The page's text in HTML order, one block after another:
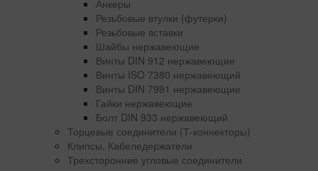
Анкеры
Резьбовые втулки (футерки)
Резьбовые вставки
Шайбы нержавеющие
Винты DIN 912 нержавеющие
Винты ISO 7380 нержавеющий
Винты DIN 7991 нержавеющие
Гайки нержавеющие
Болт DIN 933 нержавеющий
Торцевые соединители (Т-коннекторы)
Клипсы, Кабеледержатели
Трехсторонние угловые соединители